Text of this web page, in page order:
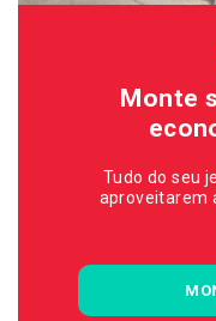
Monte
Tudo do seu
aproveitarem